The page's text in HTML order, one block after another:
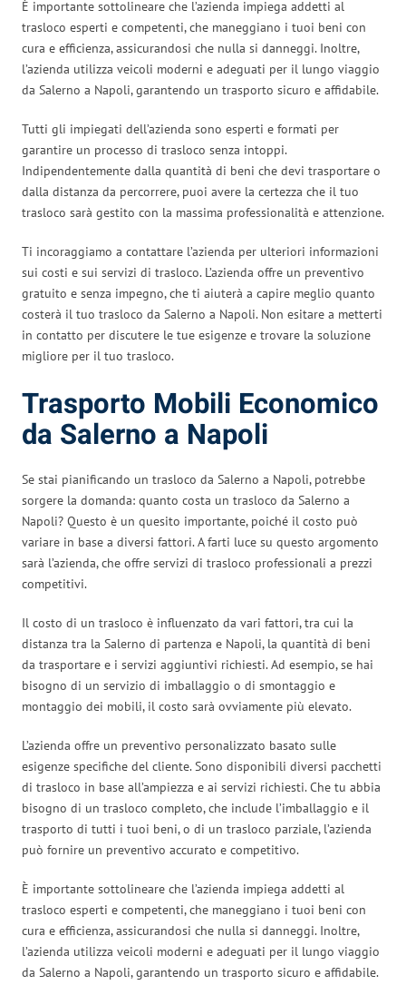
È importante sottolineare che l’azienda impiega addetti al
trasloco esperti e competenti, che maneggiano i tuoi beni con
cura e efficienza, assicurandosi che nulla si danneggi. Inoltre,
l’azienda utilizza veicoli moderni e adeguati per il lungo viaggio
da Salerno a Napoli, garantendo un trasporto sicuro e affidabile.
Tutti gli impiegati dell’azienda sono esperti e formati per
garantire un processo di trasloco senza intoppi.
Indipendentemente dalla quantità di beni che devi trasportare o
dalla distanza da percorrere, puoi avere la certezza che il tuo
trasloco sarà gestito con la massima professionalità e attenzione.
Ti incoraggiamo a contattare l’azienda per ulteriori informazioni
sui costi e sui servizi di trasloco. L’azienda offre un preventivo
gratuito e senza impegno, che ti aiuterà a capire meglio quanto
costerà il tuo trasloco da Salerno a Napoli. Non esitare a metterti
in contatto per discutere le tue esigenze e trovare la soluzione
migliore per il tuo trasloco.
Trasporto Mobili Economico
da Salerno a Napoli
Se stai pianificando un trasloco da Salerno a Napoli, potrebbe
sorgere la domanda: quanto costa un trasloco da Salerno a
Napoli? Questo è un quesito importante, poiché il costo può
variare in base a diversi fattori. A farti luce su questo argomento
sarà l’azienda, che offre servizi di trasloco professionali a prezzi
competitivi.
Il costo di un trasloco è influenzato da vari fattori, tra cui la
distanza tra la Salerno di partenza e Napoli, la quantità di beni
da trasportare e i servizi aggiuntivi richiesti. Ad esempio, se hai
bisogno di un servizio di imballaggio o di smontaggio e
montaggio dei mobili, il costo sarà ovviamente più elevato.
L’azienda offre un preventivo personalizzato basato sulle
esigenze specifiche del cliente. Sono disponibili diversi pacchetti
di trasloco in base all’ampiezza e ai servizi richiesti. Che tu abbia
bisogno di un trasloco completo, che include l’imballaggio e il
trasporto di tutti i tuoi beni, o di un trasloco parziale, l’azienda
può fornire un preventivo accurato e competitivo.
È importante sottolineare che l’azienda impiega addetti al
trasloco esperti e competenti, che maneggiano i tuoi beni con
cura e efficienza, assicurandosi che nulla si danneggi. Inoltre,
l’azienda utilizza veicoli moderni e adeguati per il lungo viaggio
da Salerno a Napoli, garantendo un trasporto sicuro e affidabile.